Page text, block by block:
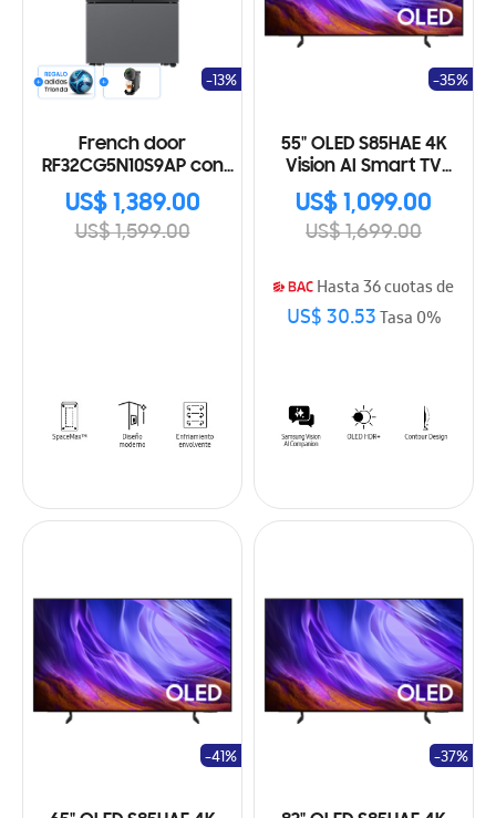
French door
RF32CG5N10S9AP con
tecnología SpaceMax
US$ 1,389.00
US$ 1,599.00
-13%
55" OLED S85HAE 4K
Vision AI Smart TV
(2026)
US$ 1,099.00
US$ 1,699.00
-35%
Hasta 36 cuotas de
US$ 30.53Tasa 0%
-41% -37%